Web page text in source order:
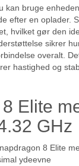
kan bruge
efter en oplader.
hvilket gør den
sikrer
overalt.
hastighed og
Elite
GHz
8 Elite
ydeevne